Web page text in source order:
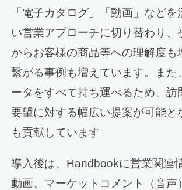
「電子カタログ」「動画」などを
い営業アプローチに切り替わり、
からお客様の商品等への理解度も
繋がる事例も増えています。また
ータをすべて持ち運べるため、訪
要望に対する幅広い提案が可能と
も貢献しています。
導入後は、Handbookに営業関連
動画、マーケットコメント（音声